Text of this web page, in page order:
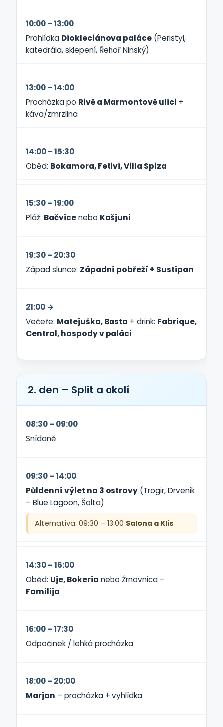
10:00 – 13:00
Prohlídka Diokleciánova paláce (Peristyl,
katedrála, sklepení, Řehoř Ninský)
13:00 – 14:00
Procházka po Rivě a Marmontově ulici +
káva/zmrzlina
14:00 – 15:30
Oběd: Bokamora, Fetivi, Villa Spiza
15:30 – 19:00
Pláž: Bačvicenebo Kašjuni
19:30 – 20:30
Západ slunce: Západní pobřeží + Sustipan
21:00 →
Večeře: Matejuška, Basta + drink: Fabrique,
Central, hospody v paláci
2. den – Split a okolí
08:30 – 09:00
Snídaně
09:30 – 14:00
Půldenní výlet na 3 ostrovy (Trogir, Drvenik
– Blue Lagoon, Šolta)
Alternativa: 09:30 – 13:00 Salona a Klis
14:30 – 16:00
Oběd: Uje, Bokeria nebo Žrnovnica –
Familija
16:00 – 17:30
Odpočinek / lehká procházka
18:00 – 20:00
Marjan – procházka + vyhlídka